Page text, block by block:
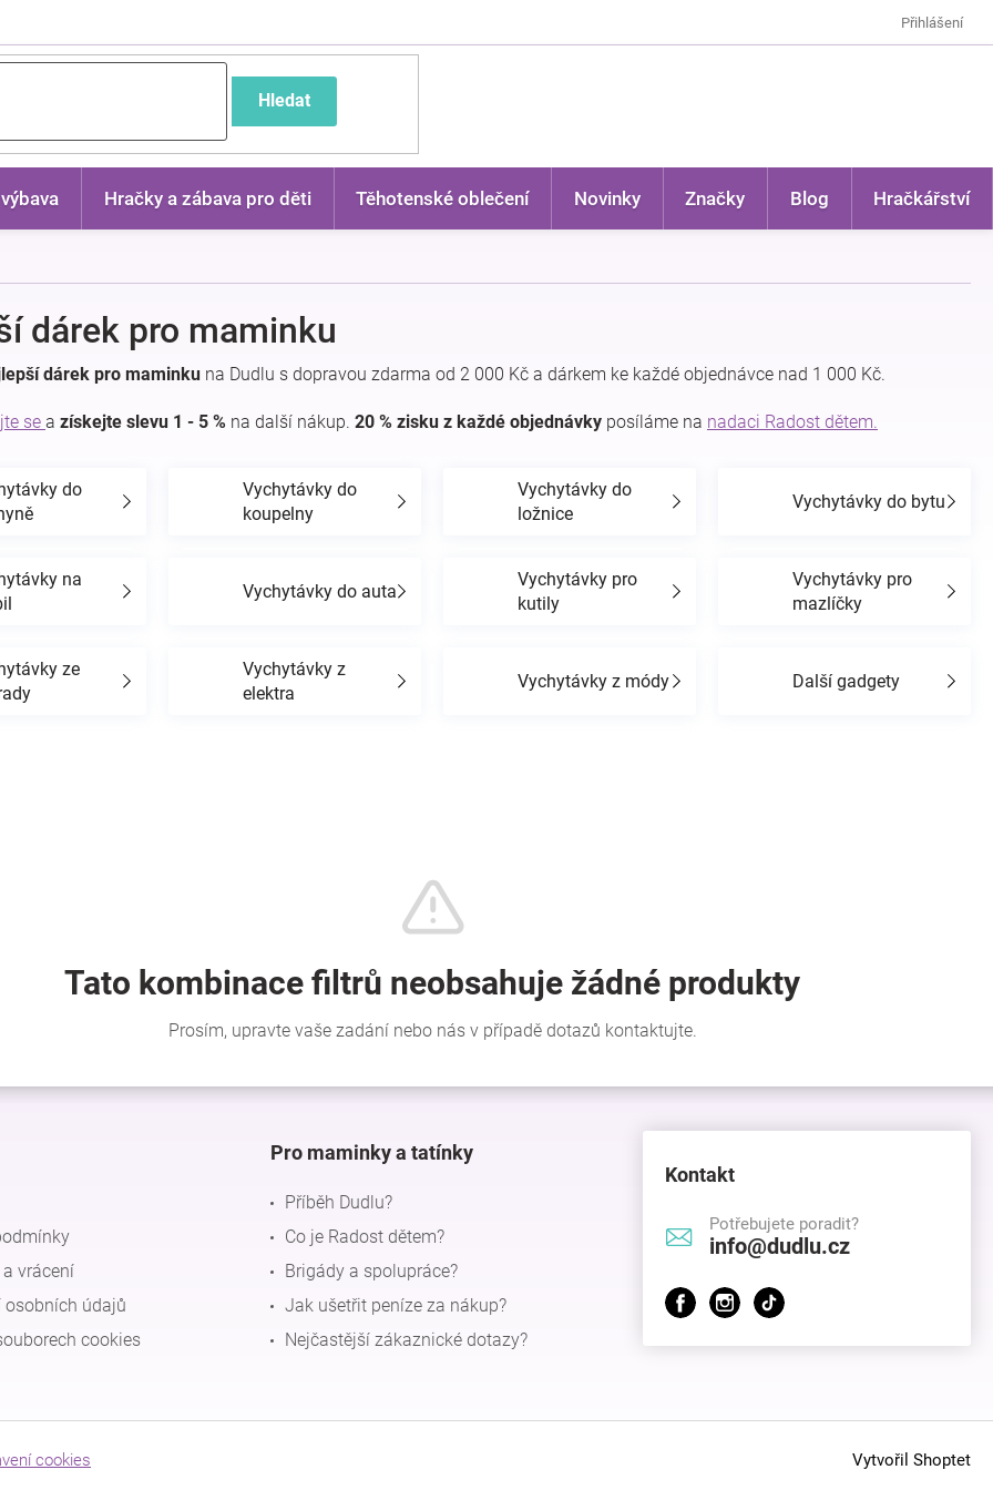
Přihlášení
Hledat
Hračky a zábava pro děti Těhotenské oblečení Novinky Značky Blog Hračkářství
dárek pro maminku
dárek pro maminku na Dudlu s dopravou zdarma od 2 000 Kč a dárkem ke každé objednávce nad 1 000 Kč.
se a získejte slevu 1 - 5 % na další nákup. 20 % zisku z každé objednávky posíláme na nadaci Radost dětem.
do
Vychytávky do
koupelny
Vychytávky do
ložnice
Vychytávky do bytu
na
Vychytávky do auta
Vychytávky pro
kutily
Vychytávky pro
mazlíčky
ze
Vychytávky z
elektra
Vychytávky z módy Další gadgety
vrácení
osobních údajů
cookies
Pro maminky a tatínky
Příběh Dudlu?
Co je Radost dětem?
Brigády a spolupráce?
Jak ušetřit peníze za nákup?
Nejčastější zákaznické dotazy?
Kontakt
Potřebujete poradit?
info@dudlu.cz
Vytvořil Shoptet
cookies